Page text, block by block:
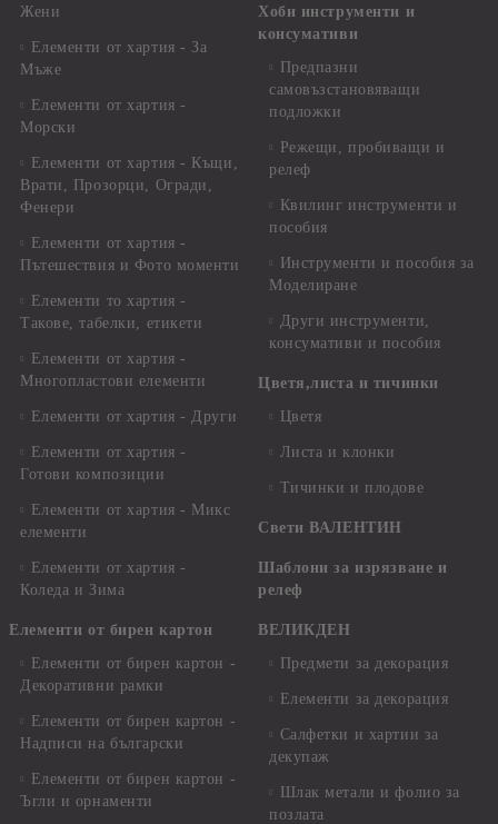
Жени
Елементи от хартия - За
Мъже
Елементи от хартия -
Морски
Елементи от хартия - Къщи,
Врати, Прозорци, Огради,
Фенери
Елементи от хартия -
Пътешествия и Фото моменти
Елементи то хартия -
Такове, табелки, етикети
Елементи от хартия -
Многопластови елементи
Елементи от хартия - Други
Елементи от хартия -
Готови композиции
Елементи от хартия - Микс
елементи
Елементи от хартия -
Коледа и Зима
Елементи от бирен картон
Елементи от бирен картон -
Декоративни рамки
Елементи от бирен картон -
Надписи на български
Елементи от бирен картон -
Ъгли и орнаменти
Хоби инструменти и
консумативи
Предпазни
самовъзстановяващи
подложки
Режещи, пробиващи и
релеф
Квилинг инструменти и
пособия
Инструменти и пособия за
Моделиране
Други инструменти,
консумативи и пособия
Цветя,листа и тичинки
Цветя
Листа и клонки
Тичинки и плодове
Свети ВАЛЕНТИН
Шаблони за изрязване и
релеф
ВЕЛИКДЕН
Предмети за декорация
Елементи за декорация
Салфетки и хартии за
декупаж
Шлак метали и фолио за
позлата